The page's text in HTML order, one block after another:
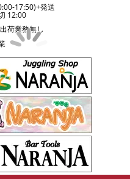
17:50)+発送
12:00
荷業務無し